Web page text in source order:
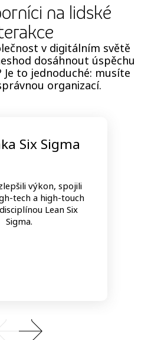
na lidské
v digitálním světě
dosáhnout úspěchu
Je to jednoduché: musíte
organizací.
Six Sigma
výkon, spojili
tech a high-touch
Lean Six
Sigma.